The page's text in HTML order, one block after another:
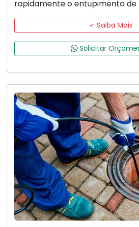
rapidamente o entupimento de
Saiba Mais
Solicitar